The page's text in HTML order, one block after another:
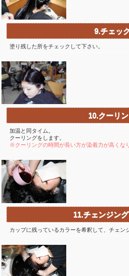
9.チェック
塗り残した所をチェックして下さい。
10.クーリ
加温と同タイム。
クーリングをします。
※クーリングの時間が長い方が染着力が高くな
11.チェンジン
カップに残っているカラーを希釈して、チェン